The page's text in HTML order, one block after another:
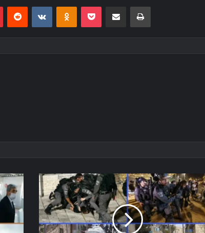
PinterestReddit VKontakteOdnoklassniki
Pocket E-Posta ile paylaş Yazdır